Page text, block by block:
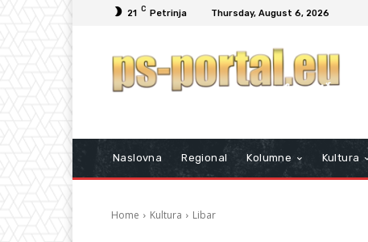
21 C Petrinja Thursday, August 6, 2026
Naslovna Regional Kolumne Kultura
Home Kultura Libar